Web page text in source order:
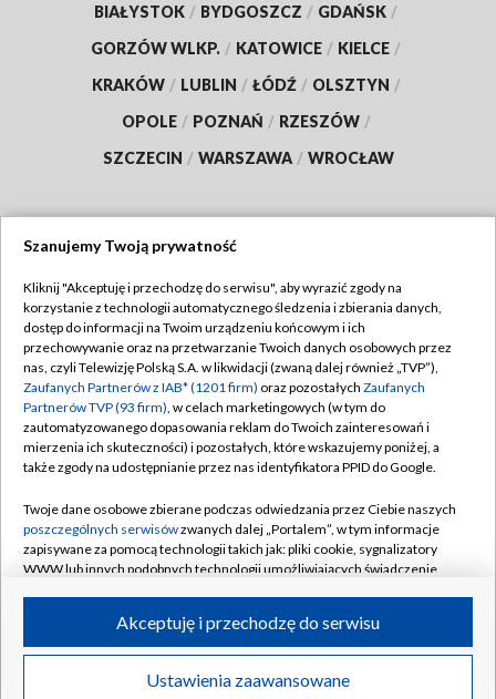
BIAŁYSTOK / BYDGOSZCZ / GDAŃSK /
GORZÓW WLKP. / KATOWICE / KIELCE /
KRAKÓW / LUBLIN / ŁÓDŹ / OLSZTYN /
OPOLE / POZNAŃ / RZESZÓW /
SZCZECIN / WARSZAWA / WROCŁAW
TVP
Abonament TVP
Emisja w TVP
Centrum informacji TVP
Naziemna Telewizja Cyfrowa
Rada Programowa
System NOS
Informacje o nadawcy
Program dla prasy
Regulamin TVP
Polityka prywatności
Moje zgody
Pomoc
Kontakt
Kanały
©2026 Telewizja Polska S.A. w likwidacji
Szanujemy Twoją prywatność
Kliknij "Akceptuję i przechodzę do serwisu", aby wyrazić zgody na
korzystanie z technologii automatycznego śledzenia i zbierania danych,
dostęp do informacji na Twoim urządzeniu końcowym i ich
przechowywanie oraz na przetwarzanie Twoich danych osobowych przez
nas, czyli Telewizję Polską S.A. w likwidacji (zwaną dalej również „TVP”),
Zaufanych Partnerów z IAB* (1201 firm) oraz pozostałych Zaufanych
Partnerów TVP (93 firm), w celach marketingowych (w tym do
zautomatyzowanego dopasowania reklam do Twoich zainteresowań i
mierzenia ich skuteczności) i pozostałych, które wskazujemy poniżej, a
także zgody na udostępnianie przez nas identyfikatora PPID do Google.
Twoje dane osobowe zbierane podczas odwiedzania przez Ciebie naszych
poszczególnych serwisówzwanych dalej „Portalem”, w tym informacje
zapisywane za pomocą technologii takich jak: pliki cookie, sygnalizatory
WWW lub innych podobnych technologii umożliwiających świadczenie
ruchu w Internecie.
Twoje dane osobowe zbierane podczas odwiedzania przez Ciebie
poszczególnych serwisówna Portalu, takie jak adresy IP, identyfikatory
Ustawienia zaawansowane
Akceptuję i przechodzę do serwisu